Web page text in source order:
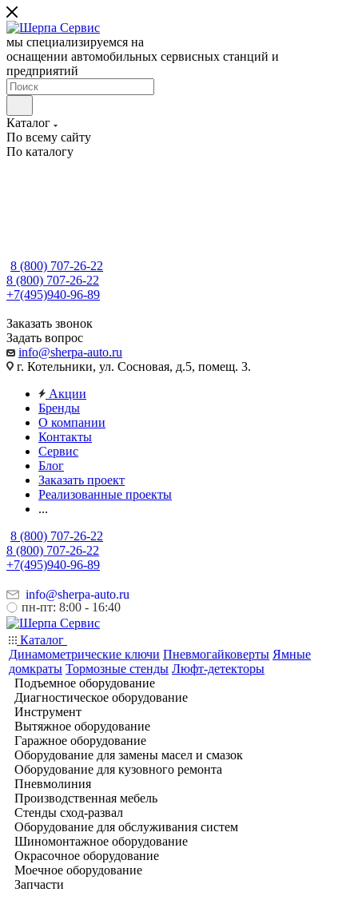
мы специализируемся на
оснащении автомобильных сервисных станций и
предприятий
Каталог
По всему сайту
По каталогу
8 (800) 707-26-22
8 (800) 707-26-22
+7(495)940-96-89
Заказать звонок
Задать вопрос
info@sherpa-auto.ru
г. Котельники, ул. Сосновая, д.5, помещ. 3.
Акции
Бренды
О компании
Контакты
Сервис
Блог
Заказать проект
Реализованные проекты
...
8 (800) 707-26-22
8 (800) 707-26-22
+7(495)940-96-89
info@sherpa-auto.ru
пн-пт: 8:00 - 16:40
Каталог
Динамометрические ключи Пневмогайковерты Ямные
домкраты Тормозные стенды Люфт-детекторы
Подъемное оборудование
Диагностическое оборудование
Инструмент
Вытяжное оборудование
Гаражное оборудование
Оборудование для замены масел и смазок
Оборудование для кузовного ремонта
Пневмолиния
Производственная мебель
Стенды сход-развал
Оборудование для обслуживания систем
Шиномонтажное оборудование
Окрасочное оборудование
Моечное оборудование
Запчасти